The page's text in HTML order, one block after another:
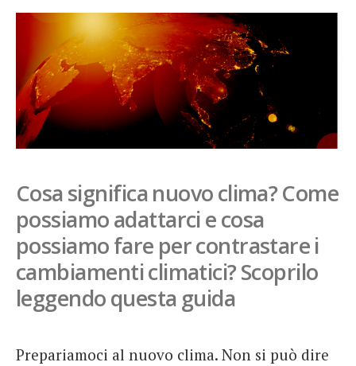
Partner
Contatti
Italiano
German
English
French
Italiano
rassegna stampa
Cosa significa nuovo clima? Come
possiamo adattarci e cosa
possiamo fare per contrastare i
cambiamenti climatici? Scoprilo
leggendo questa guida
Prepariamoci al nuovo clima. Non si può dire